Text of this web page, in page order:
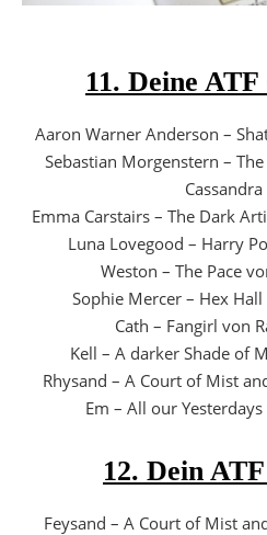
11. Deine
Aaron Warner Anderson –
Sebastian Morgenstern –
Emma Carstairs – The Dark
Luna Lovegood – Harry
Weston – The Pace
Sophie Mercer – Hex
Cath – Fangirl von
Kell – A darker Shade of
Rhysand – A Court of Mist
Em – All our
12. Dein
Feysand – A Court of Mist